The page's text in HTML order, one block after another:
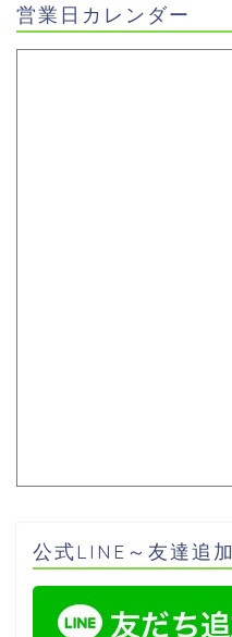
営業日カレンダー
公式LINE～友達追加